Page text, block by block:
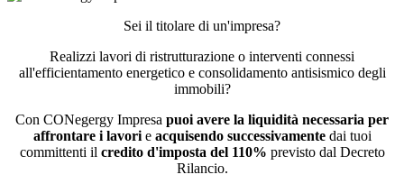
Sei il titolare di un'impresa?
Realizzi lavori di ristrutturazione o interventi connessi
all'efficientamento energetico e consolidamento antisismico degli
immobili?
Con CONegergy Impresa puoi avere la liquidità necessaria per
affrontare i lavorie acquisendo successivamentedai tuoi
committenti il credito d'imposta del 110% previsto dal Decreto
Rilancio.